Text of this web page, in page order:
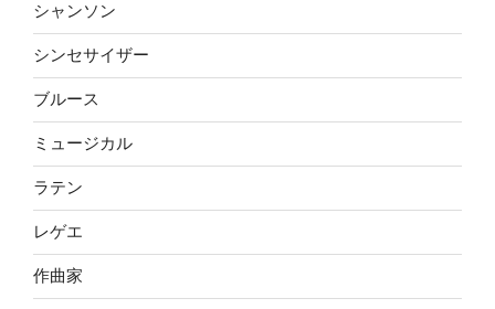
シャンソン
シンセサイザー
ブルース
ミュージカル
ラテン
レゲエ
作曲家